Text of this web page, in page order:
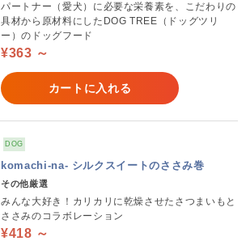
パートナー（愛犬）に必要な栄養素を、こだわりの
具材から原材料にしたDOG TREE（ドッグツリ
ー）のドッグフード
¥363 ～
カートに入れる
DOG
komachi-na- シルクスイートのささみ巻
その他厳選
みんな大好き！カリカリに乾燥させたさつまいもと
ささみのコラボレーション
¥418 ～